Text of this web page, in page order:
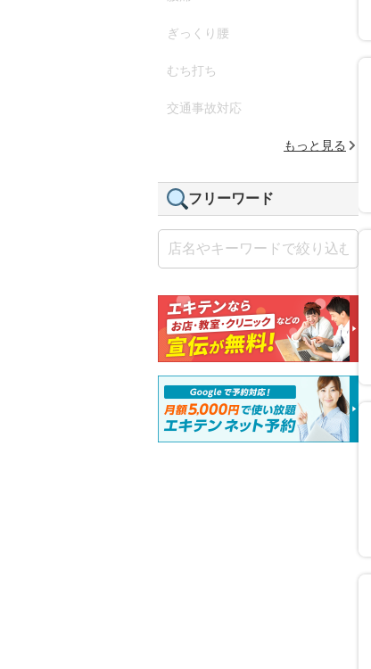
ぎっくり腰
むち打ち
交通事故対応
もっと見る
フリーワード